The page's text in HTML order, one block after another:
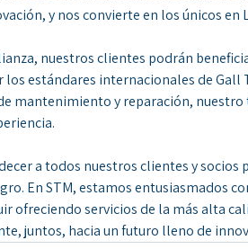
y nos convierte en los únicos
nuestros clientes podrán
los estándares internacionales de
mantenimiento y reparación,
a todos nuestros clientes y
En STM, estamos entusiasmados
ofreciendo servicios de la más alta
juntos, hacia un futuro lleno de